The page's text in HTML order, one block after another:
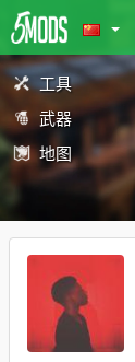
工具
武器
地图